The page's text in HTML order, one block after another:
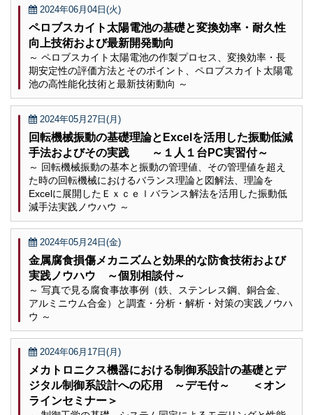
2024年06月04日(火)
ペロブスカイト太陽電池の基礎と変換効率・耐久性
向上技術および最新開発動向
～ ペロブスカイト太陽電池の作製プロセス、変換効率・長
期安定性の評価方法とそのポイント、ペロブスカイト太陽電
池の高性能化技術と最新技術動向 ～
2024年05月27日(月)
回転機械振動の基礎理論とExcelを活用した振動低減
手法およびその実践 ～１人１台PC実習付～
～ 回転機械振動の基本と振動の管理値、その管理値を超え
た時の回転機械におけるバランス理論と図解法、理論を
Excelに展開したＥｘｃｅｌバランス解法を活用した振動低
減手法実践ノウハウ ～
2024年05月24日(金)
金属腐食損傷メカニズムと効果的な防食技術および
実践ノウハウ ～個別相談付～
～ 写真で見る腐食事故事例（鉄、ステンレス鋼、銅合金、
アルミニウム合金）と調査・分析・解析・対策の実践ノウハ
ウ ～
2024年06月17日(月)
メカトロニクス機器における制御系設計の基礎とデ
ジタル制御系設計への応用 ～デモ付～ ＜オン
ラインセミナー＞